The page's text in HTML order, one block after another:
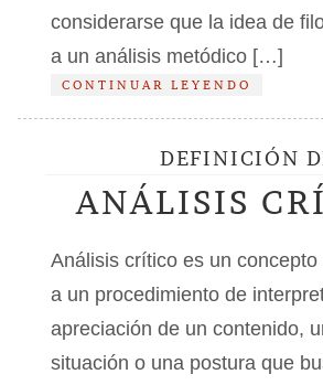
considerarse que la idea de
a un análisis metódico […]
CONTINUAR LEYENDO
DEFINICIÓN
ANÁLISIS
Análisis crítico es un
a un procedimiento de
apreciación de un contenido,
situación o una postura que